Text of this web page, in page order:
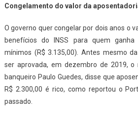
Congelamento do valor da
O governo quer congelar por dois anos o
benefícios do INSS para quem
mínimos (R$ 3.135,00). Antes mesmo
ser aprovada, em dezembro de 2019, o
banqueiro Paulo Guedes, disse que
R$ 2.300,00 é rico, como reportou o
passado.